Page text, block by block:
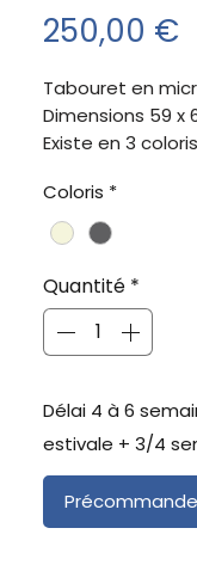
250,00 €
Tabouret en
Dimensions 59 x
Existe en 3 coloris
Coloris *
Quantité *
Délai 4 à 6
estivale + 3/4